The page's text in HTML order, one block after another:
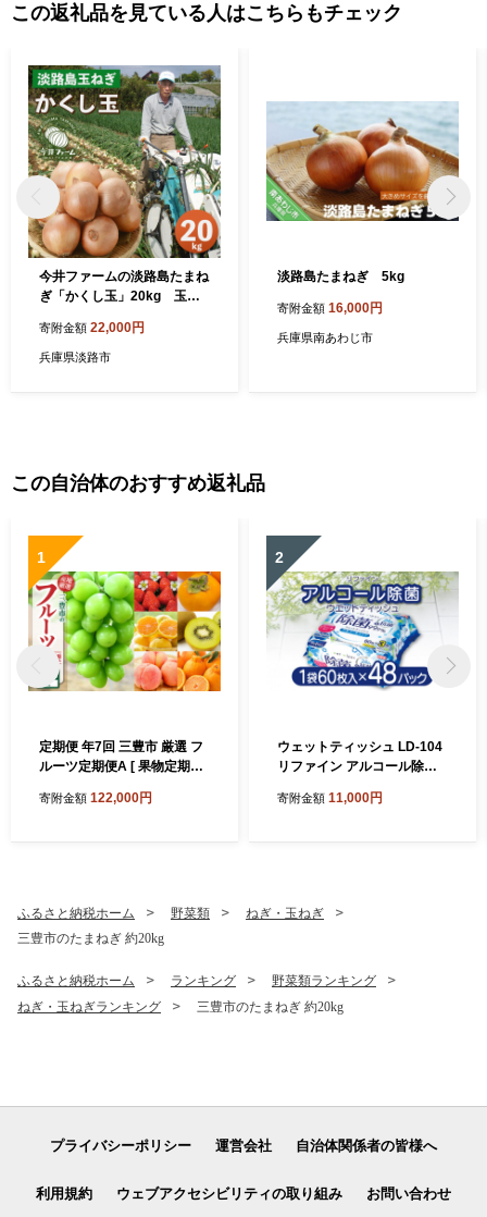
この返礼品を見ている人はこちらもチェック
今井ファームの淡路島たまね
ぎ「かくし玉」20kg 玉ね
寄附金額 22,000円
兵庫県淡路市
淡路島たまねぎ 5kg
寄附金額 16,000円
兵庫県南あわじ市
この自治体のおすすめ返礼品
1
定期便 年7回 三豊市 厳選 フ
ルーツ定期便A [ 果物定期便
地直送 旬フルーツ 季節の果
寄附金額 122,000円
2
ウェットティッシュ LD-104
リファイン アルコール除菌
アルロン酸配合 [ ウエットテ
寄附金額 11,000円
ふるさと納税ホーム 野菜類
ねぎ・玉ねぎ
三豊市のたまねぎ 約20kg
ふるさと納税ホーム ランキング
野菜類ランキング
ねぎ・玉ねぎランキング
三豊市のたまねぎ 約20kg
プライバシーポリシー 運営会社 自治体関係者の皆様へ
利用規約 ウェブアクセシビリティの取り組み お問い合わせ